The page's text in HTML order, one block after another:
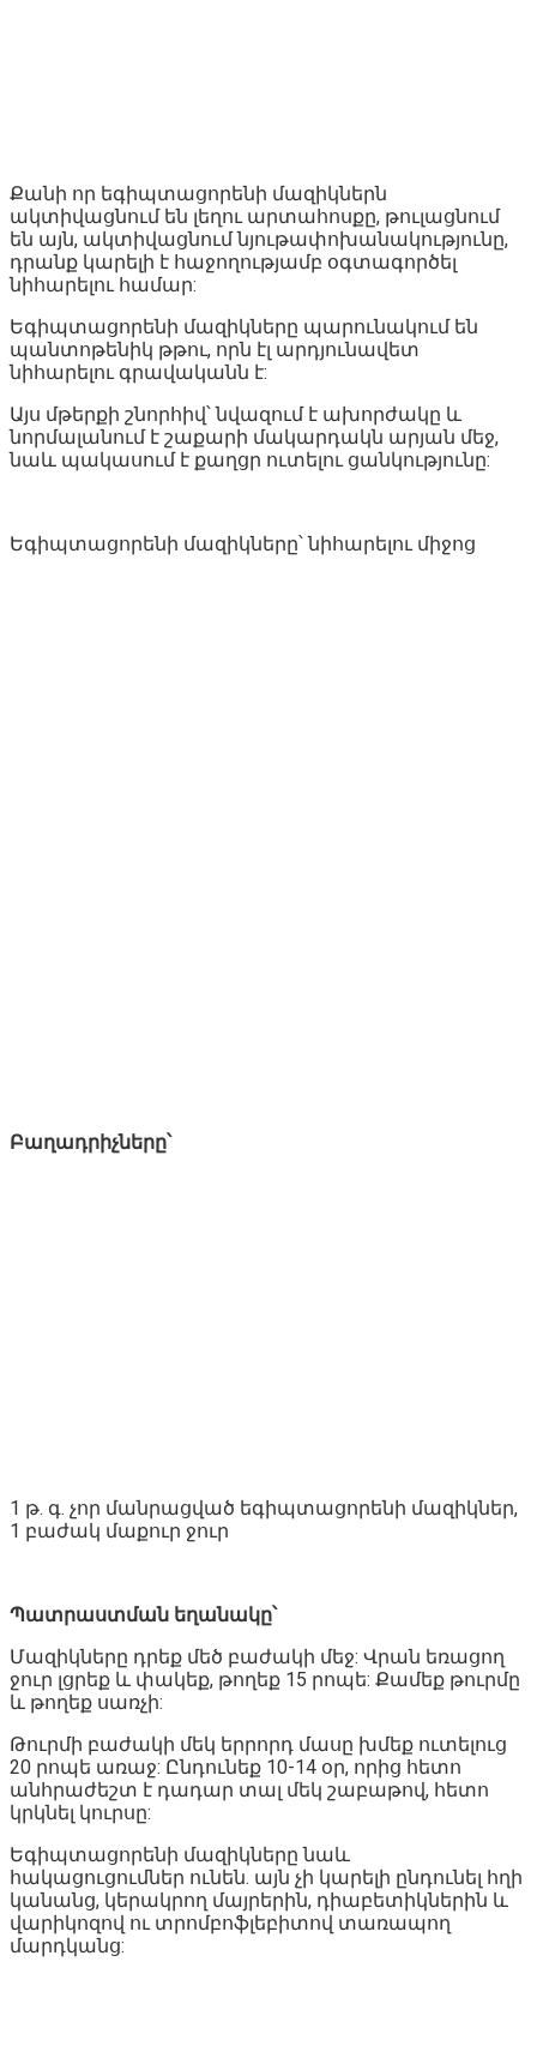
Քանի որ եգիպտացորենի մազիկներն
ակտիվացնում են լեղու արտահոսքը, թուլացնում
են այն, ակտիվացնում նյութափոխանակությունը,
դրանք կարելի է հաջողությամբ օգտագործել
նիհարելու համար:
Եգիպտացորենի մազիկները պարունակում են
պանտոթենիկ թթու, որն էլ արդյունավետ
նիհարելու գրավականն է:
Այս մթերքի շնորհիվ՝ նվազում է ախորժակը և
նորմալանում է շաքարի մակարդակն արյան մեջ,
նաև պակասում է քաղցր ուտելու ցանկությունը:
Եգիպտացորենի մազիկները՝ նիհարելու միջոց
Բաղադրիչները՝
1 թ. գ. չոր մանրացված եգիպտացորենի մազիկներ,
1 բաժակ մաքուր ջուր
Պատրաստման եղանակը՝
Մազիկները դրեք մեծ բաժակի մեջ: Վրան եռացող
ջուր լցրեք և փակեք, թողեք 15 րոպե: Քամեք թուրմը
և թողեք սառչի:
Թուրմի բաժակի մեկ երրորդ մասը խմեք ուտելուց
20 րոպե առաջ: Ընդունեք 10-14 օր, որից հետո
անհրաժեշտ է դադար տալ մեկ շաբաթով, հետո
կրկնել կուրսը:
Եգիպտացորենի մազիկները նաև
հակացուցումներ ունեն. այն չի կարելի ընդունել հղի
կանանց, կերակրող մայրերին, դիաբետիկներին և
վարիկոզով ու տրոմբոֆլեբիտով տառապող
մարդկանց: